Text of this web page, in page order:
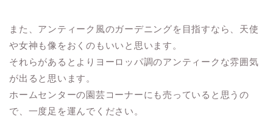
また、アンティーク風のガーデニングを目指すなら、天使
や女神も像をおくのもいいと思います。
それらがあるとよりヨーロッパ調のアンティークな雰囲気
が出ると思います。
ホームセンターの園芸コーナーにも売っていると思うの
で、一度足を運んでください。